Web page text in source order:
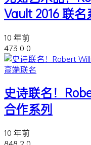
Vault 2016 联
10 年前
473 0 0
高端联名
史诗联名！
合作系列
10 年前